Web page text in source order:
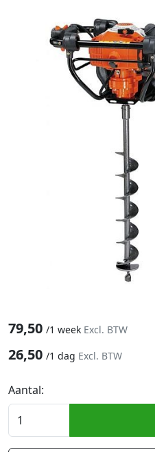
26,50 /1 dag Excl. BTW
79,50 /1 week Excl. BTW
Aantal: